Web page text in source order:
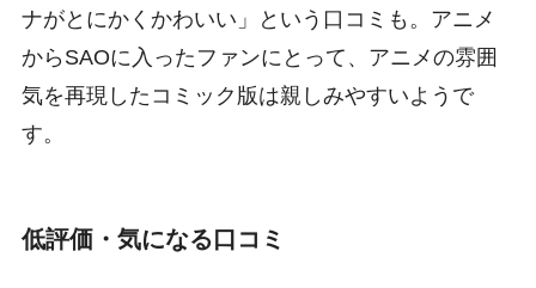
ナがとにかくかわいい」という口コミも。アニメ
からSAOに入ったファンにとって、アニメの雰囲
気を再現したコミック版は親しみやすいようで
す。
低評価・気になる口コミ